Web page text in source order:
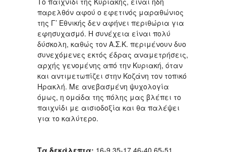
παρελθόν αφού ο εφετινός μαραθώνιος
της Γ’ Εθνικής δεν αφήνει περιθώρια για
εφησυχασμό. Η συνέχεια είναι πολύ
δύσκολη, καθώς τον Α.Σ.Κ. περιμένουν δυο
συνεχόμενες εκτός έδρας αναμετρήσεις,
αρχής γενομένης από την Κυριακή, όταν
και αντιμετωπίζει στην Κοζάνη τον τοπικό
Ηρακλή. Με ανεβασμένη ψυχολογία
όμως, η ομάδα της πόλης μας βλέπει το
παιχνίδι με αισιοδοξία και θα παλέψει
για το καλύτερο.